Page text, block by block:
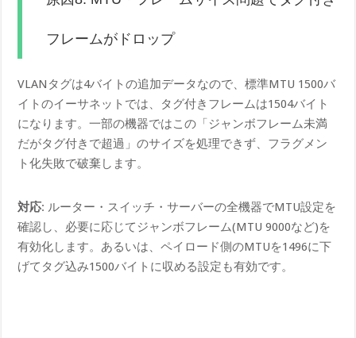
フレームがドロップ
VLANタグは4バイトの追加データなので、標準MTU 1500バ
イトのイーサネットでは、タグ付きフレームは1504バイト
になります。一部の機器ではこの「ジャンボフレーム未満
だがタグ付きで超過」のサイズを処理できず、フラグメン
ト化失敗で破棄します。
対応: ルーター・スイッチ・サーバーの全機器でMTU設定を
確認し、必要に応じてジャンボフレーム(MTU 9000など)を
有効化します。あるいは、ペイロード側のMTUを1496に下
げてタグ込み1500バイトに収める設定も有効です。